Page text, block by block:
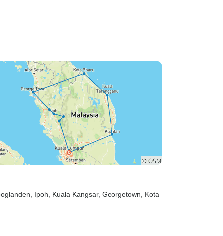
, Ipoh , Kuala Kangsar, Georgetown , Kota